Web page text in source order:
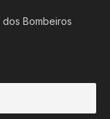
Bombeiros